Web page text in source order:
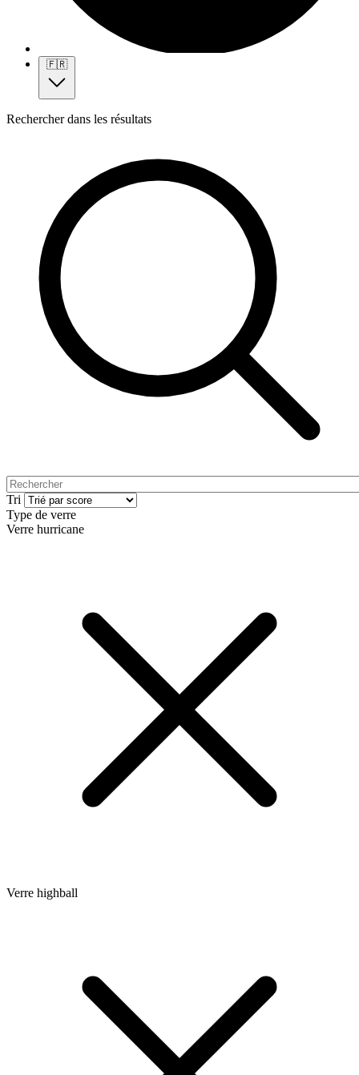
🇫🇷
Rechercher dans les résultats
Tri
Type de verre
Verre hurricane
Verre highball